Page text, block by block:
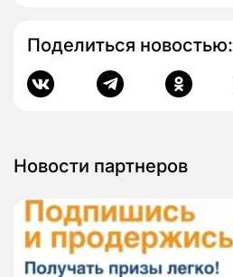
Поделиться новостью:
Новости партнеров